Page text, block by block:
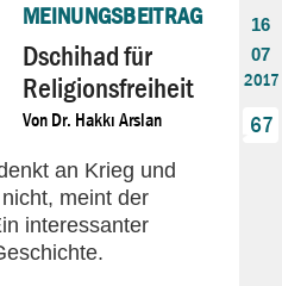
MEINUNGSBEITRAG
Dschihad für
Religionsfreiheit
Von Dr. Hakkı Arslan
an Krieg und
meint der
interessanter
16
07
2017
67